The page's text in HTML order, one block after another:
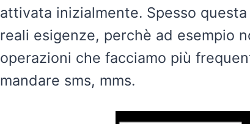
attivata inizialmente. Spesso
reali esigenze, perchè ad esempio
operazioni che facciamo più
mandare sms, mms.